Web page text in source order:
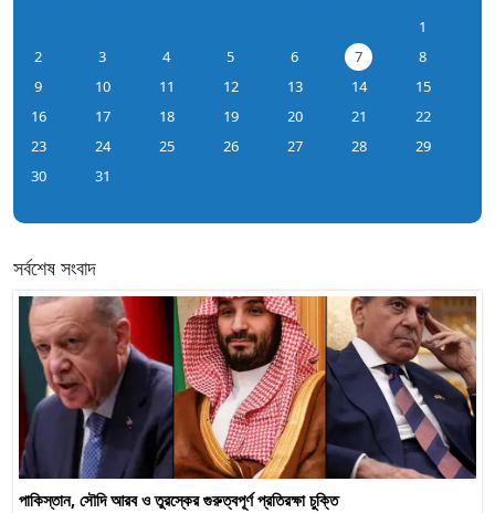
1
2
3 4 5 6 7
8
9
10 11 12 13 14
15
16
17 18 19 20 21
22
23
24 25 26 27 28
29
30
31
সর্বশেষ সংবাদ
পাকিস্তান, সৌদি আরব ও তুরস্কের গুরুত্বপূর্ণ প্রতিরক্ষা চুক্তি